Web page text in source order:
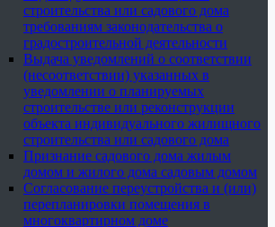
строительства или садового дома
требованиям законодательства о
градостроительной деятельности
Выдача уведомлений о соответствии
(несоответствии) указанных в
уведомлении о планируемых
строительстве или реконструкции
объекта индивидуального жилищного
строительства или садового дома
Признание садового дома жилым
домом и жилого дома садовым домом
Согласование переустройства и (или)
перепланировки помещения в
многоквартирном доме